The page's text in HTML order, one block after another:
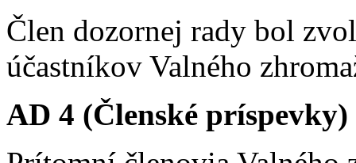
Člen dozornej rady bol
účastníkov Valného
AD 4 (Členské príspevky)